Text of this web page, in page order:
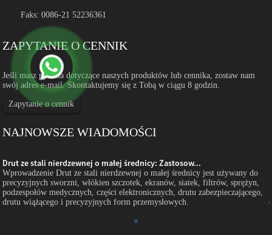
Faks: 0086-21 52236361
ZAPYTANIE O CENNIK
Jeśli masz pytania dotyczące naszych produktów lub cennika, zostaw nam
swój adres e-mail. Skontaktujemy się z Tobą w ciągu 8 godzin.
Zapytanie o cennik
NAJNOWSZE WIADOMOŚCI
Drut ze stali nierdzewnej o małej średnicy: Zastosow...
Wprowadzenie Drut ze stali nierdzewnej o małej średnicy jest używany do
precyzyjnych sworzni, włókien szczotek, ekranów, siatek, filtrów, sprężyn,
podzespołów medycznych, części elektronicznych, drutu zabezpieczającego,
drutu wiążącego i precyzyjnych form przemysłowych.